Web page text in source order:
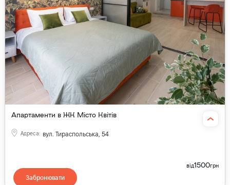
Апартаменти в ЖК Місто Квітів
Адреса: вул. Тираспольська, 54
від1500грн
Забронювати